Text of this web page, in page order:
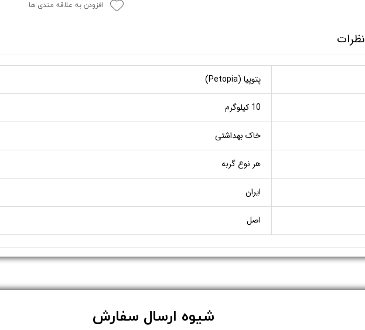
افزودن به علاقه مندی ها
نظرات
پتوپیا (Petopia)
10 کیلوگرم
خاک بهداشتی
هر نوع گربه
ایران
اصل
​شیوه ارسال سفارش